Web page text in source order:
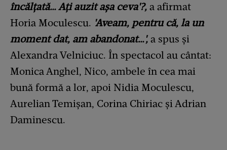
încălțată… Ați auzit așa ceva'?, a afirmat
Horia Moculescu. 'Aveam, pentru că, la un
moment dat, am abandonat…', a spus și
Alexandra Velniciuc. În spectacol au cântat:
Monica Anghel, Nico, ambele în cea mai
bună formă a lor, apoi Nidia Moculescu,
Aurelian Temișan, Corina Chiriac și Adrian
Daminescu.